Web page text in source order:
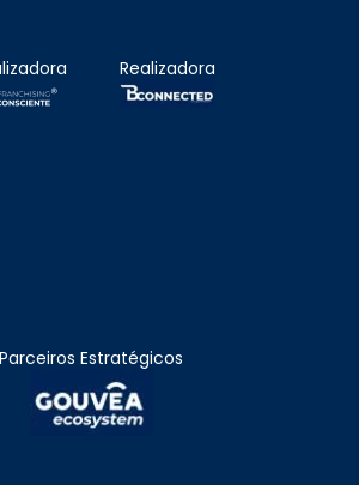
Realizadora
Parceiros Estratégicos